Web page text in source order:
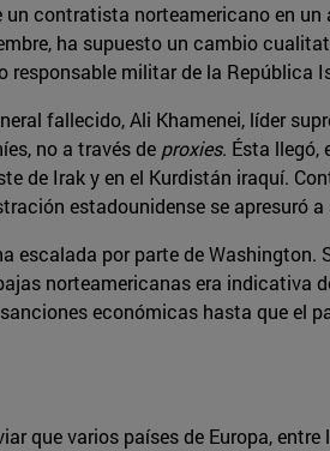
contratista norteamericano en
ha supuesto un cambio
responsable militar de la República
fallecido, Ali Khamenei, líder
no a través de proxies. Ésta llegó,
de Irak y en el Kurdistán iraquí.
estadounidense se apresuró
por parte de
norteamericanas era indicativa
económicas hasta que el
que varios países de Europa,